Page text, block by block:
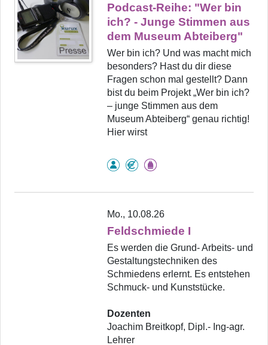
Podcast-Reihe: "Wer bin
ich? - Junge Stimmen aus
dem Museum Abteiberg"
Wer bin ich? Und was macht mich
besonders? Hast du dir diese
Fragen schon mal gestellt? Dann
bist du beim Projekt „Wer bin ich?
– junge Stimmen aus dem
Museum Abteiberg“ genau richtig!
Hier wirst
Mo., 10.08.26
Feldschmiede I
Es werden die Grund- Arbeits- und
Gestaltungstechniken des
Schmiedens erlernt. Es entstehen
Schmuck- und Kunststücke.
Dozenten
Joachim Breitkopf, Dipl.- Ing-agr.
Lehrer